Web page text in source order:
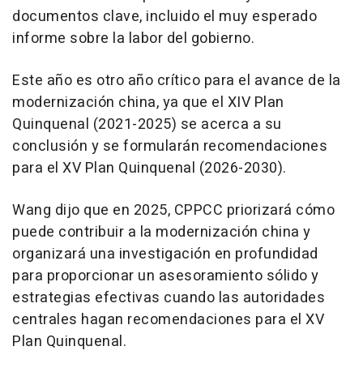
documentos clave, incluido el muy esperado
informe sobre la labor del gobierno.
Este año es otro año crítico para el avance de la
modernización china, ya que el XIV Plan
Quinquenal (2021-2025) se acerca a su
conclusión y se formularán recomendaciones
para el XV Plan Quinquenal (2026-2030).
Wang dijo que en 2025, CPPCC priorizará cómo
puede contribuir a la modernización china y
organizará una investigación en profundidad
para proporcionar un asesoramiento sólido y
estrategias efectivas cuando las autoridades
centrales hagan recomendaciones para el XV
Plan Quinquenal.